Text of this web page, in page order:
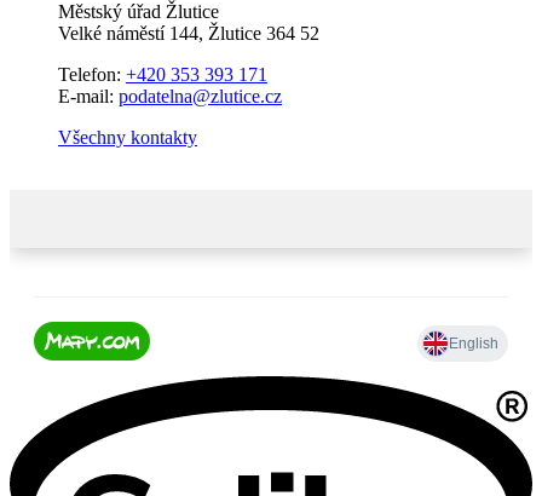
Městský úřad Žlutice
Velké náměstí 144, Žlutice 364 52
Telefon: +420 353 393 171
E-mail: podatelna@zlutice.cz
Všechny kontakty